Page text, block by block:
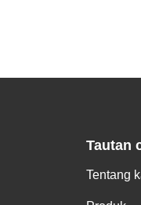
Tautan
Tentang